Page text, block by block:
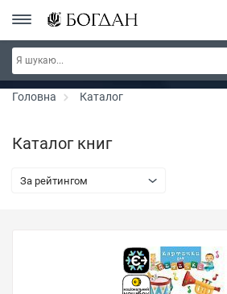
РОЗПРОДАЖ ~ 150 грн ~ 200 грн ~ 250 грн ~
300 грн ~ РОЗПРОДАЖ
Головна Каталог
Каталог книг
За рейтингом